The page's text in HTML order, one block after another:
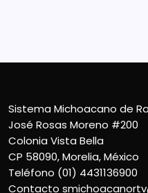
Sistema Michoacano de
José Rosas Moreno #200
Colonia Vista Bella
CP 58090, Morelia, México
Teléfono (01) 4431136900
Contacto